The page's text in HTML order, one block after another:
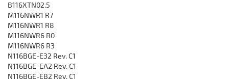
B116XTN02.5
M116NWR1 R7
M116NWR1 R8
M116NWR6 R0
M116NWR6 R3
N116BGE-E32 Rev. C1
N116BGE-EA2 Rev. C1
N116BGE-EB2 Rev. C1